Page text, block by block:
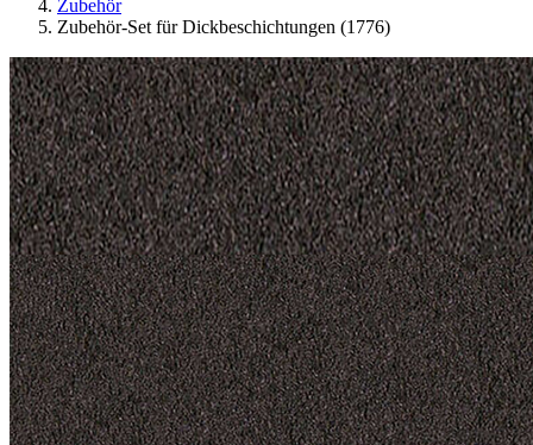
Zubehör
Zubehör-Set für Dickbeschichtungen (1776)